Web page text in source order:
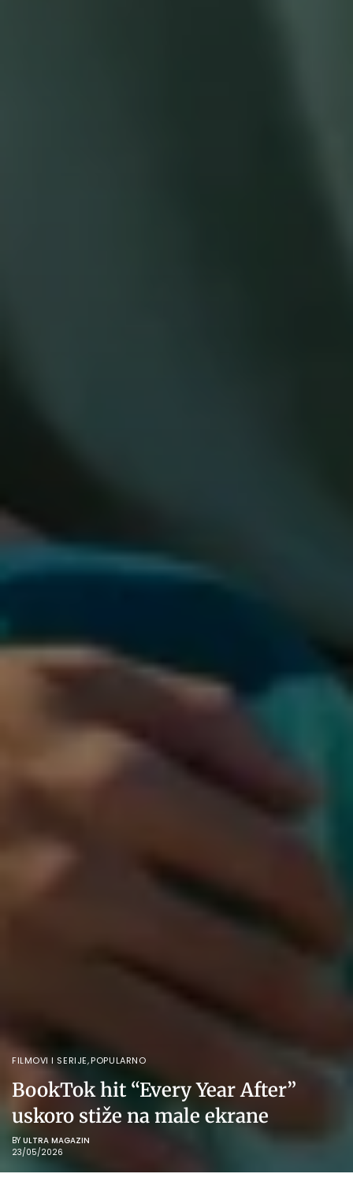
FILMOVI I SERIJE,POPULARNO
BookTok hit “Every Year After”
uskoro stiže na male ekrane
BY ULTRA MAGAZIN
23/05/2026